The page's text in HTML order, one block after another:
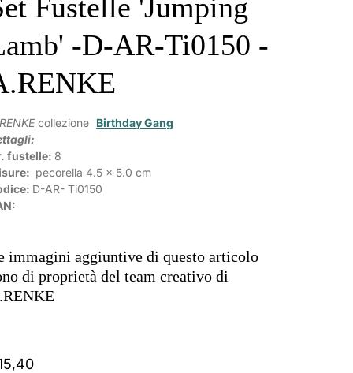
Fustelle 'Jumping
-D-AR-Ti0150 -
collezione Birthday Gang
fustelle: 8
pecorella 4.5 x 5.0 cm
D-AR- Ti0150
immagini aggiuntive di questo articolo
di proprietà del team creativo di